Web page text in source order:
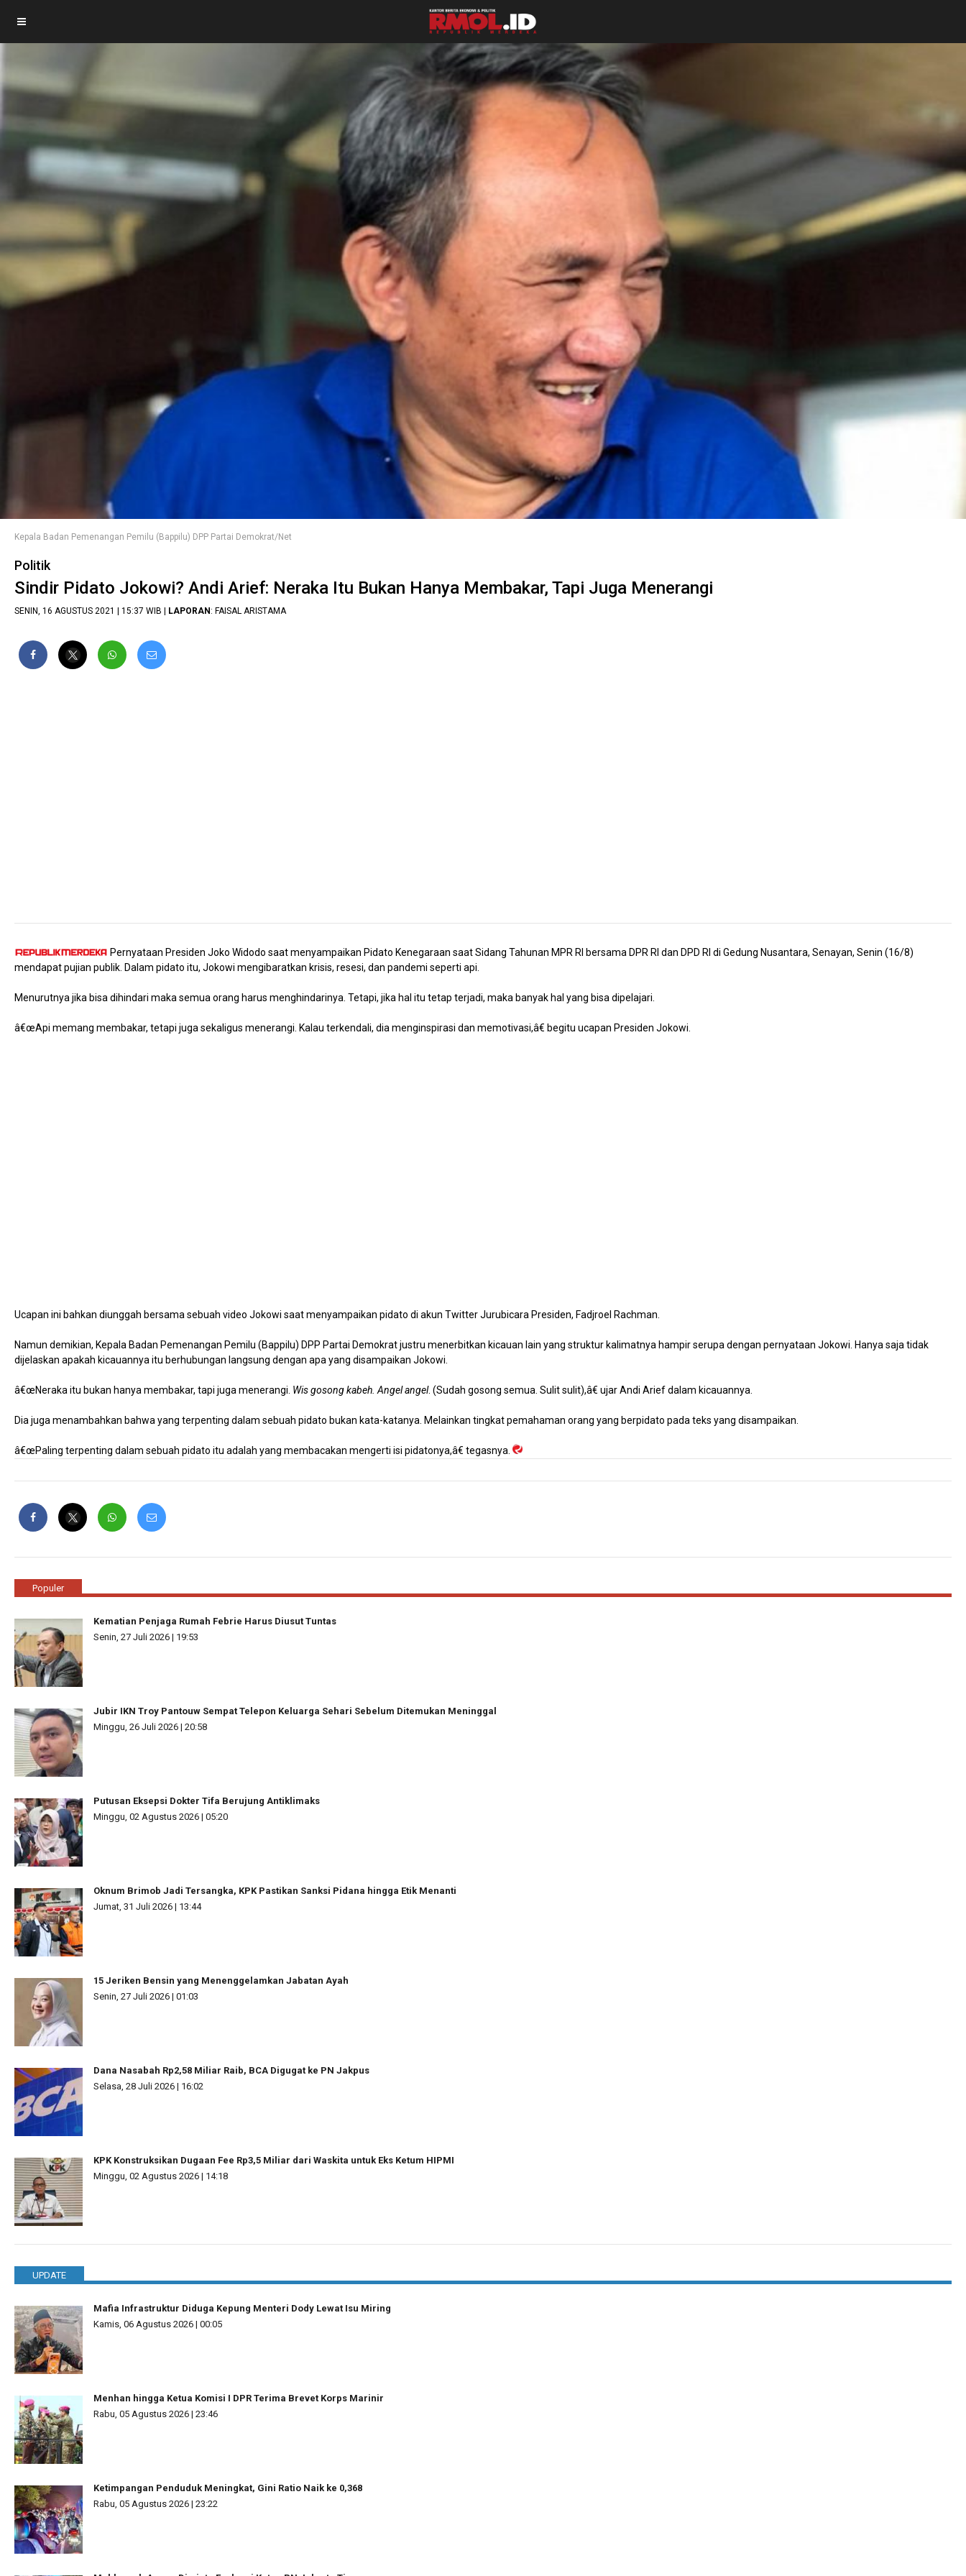
Kepala Badan Pemenangan Pemilu (Bappilu) DPP Partai Demokrat/Net
Politik
Sindir Pidato Jokowi? Andi Arief: Neraka Itu Bukan Hanya Membakar, Tapi Juga Menerangi
SENIN, 16 AGUSTUS 2021 | 15:37 WIB | LAPORAN: FAISAL ARISTAMA
Pernyataan Presiden Joko Widodo saat menyampaikan Pidato Kenegaraan saat Sidang Tahunan MPR RI bersama DPR RI dan DPD RI di Gedung Nusantara, Senayan, Senin (16/8)
mendapat pujian publik. Dalam pidato itu, Jokowi mengibaratkan krisis, resesi, dan pandemi seperti api.
Menurutnya jika bisa dihindari maka semua orang harus menghindarinya. Tetapi, jika hal itu tetap terjadi, maka banyak hal yang bisa dipelajari.
â€œApi memang membakar, tetapi juga sekaligus menerangi. Kalau terkendali, dia menginspirasi dan memotivasi,â€ begitu ucapan Presiden Jokowi.
Ucapan ini bahkan diunggah bersama sebuah video Jokowi saat menyampaikan pidato di akun Twitter Jurubicara Presiden, Fadjroel Rachman.
Namun demikian, Kepala Badan Pemenangan Pemilu (Bappilu) DPP Partai Demokrat justru menerbitkan kicauan lain yang struktur kalimatnya hampir serupa dengan pernyataan Jokowi. Hanya saja tidak
dijelaskan apakah kicauannya itu berhubungan langsung dengan apa yang disampaikan Jokowi.
â€œNeraka itu bukan hanya membakar, tapi juga menerangi. Wis gosong kabeh. Angel angel. (Sudah gosong semua. Sulit sulit),â€ ujar Andi Arief dalam kicauannya.
Dia juga menambahkan bahwa yang terpenting dalam sebuah pidato bukan kata-katanya. Melainkan tingkat pemahaman orang yang berpidato pada teks yang disampaikan.
â€œPaling terpenting dalam sebuah pidato itu adalah yang membacakan mengerti isi pidatonya,â€ tegasnya.
Populer
Kematian Penjaga Rumah Febrie Harus Diusut Tuntas
Senin, 27 Juli 2026 | 19:53
Jubir IKN Troy Pantouw Sempat Telepon Keluarga Sehari Sebelum Ditemukan Meninggal
Minggu, 26 Juli 2026 | 20:58
Putusan Eksepsi Dokter Tifa Berujung Antiklimaks
Minggu, 02 Agustus 2026 | 05:20
Oknum Brimob Jadi Tersangka, KPK Pastikan Sanksi Pidana hingga Etik Menanti
Jumat, 31 Juli 2026 | 13:44
15 Jeriken Bensin yang Menenggelamkan Jabatan Ayah
Senin, 27 Juli 2026 | 01:03
Dana Nasabah Rp2,58 Miliar Raib, BCA Digugat ke PN Jakpus
Selasa, 28 Juli 2026 | 16:02
KPK Konstruksikan Dugaan Fee Rp3,5 Miliar dari Waskita untuk Eks Ketum HIPMI
Minggu, 02 Agustus 2026 | 14:18
UPDATE
Mafia Infrastruktur Diduga Kepung Menteri Dody Lewat Isu Miring
Kamis, 06 Agustus 2026 | 00:05
Menhan hingga Ketua Komisi I DPR Terima Brevet Korps Marinir
Rabu, 05 Agustus 2026 | 23:46
Ketimpangan Penduduk Meningkat, Gini Ratio Naik ke 0,368
Rabu, 05 Agustus 2026 | 23:22